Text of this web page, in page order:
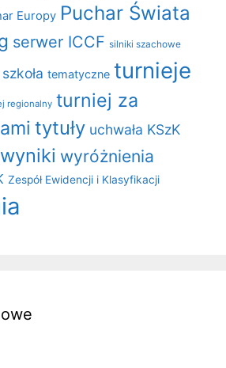
Europy Puchar Świata
serwer ICCF silniki szachowe
szkoła tematyczne turnieje
regionalny turniej za
tytuły uchwała KSzK
wyniki wyróżnienia
Zespół Ewidencji i Klasyfikacji